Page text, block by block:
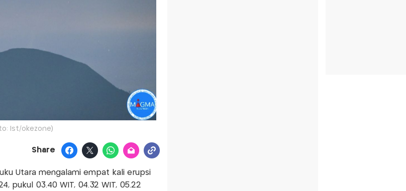
Ist/okezone)
Share
Utara mengalami empat kali erupsi
pukul 03.40 WIT, 04.32 WIT, 05.22